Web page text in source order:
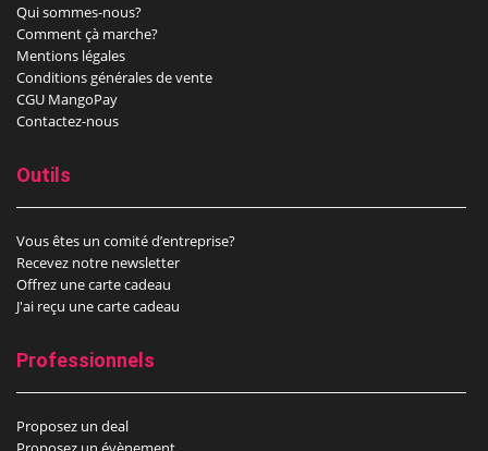
Qui sommes-nous?
Comment çà marche?
Mentions légales
Conditions générales de vente
CGU MangoPay
Contactez-nous
Outils
Vous êtes un comité d’entreprise?
Recevez notre newsletter
Offrez une carte cadeau
J'ai reçu une carte cadeau
Professionnels
Proposez un deal